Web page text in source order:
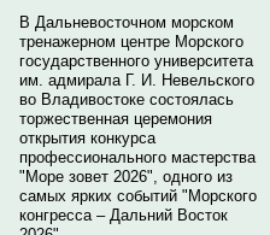
В Дальневосточном морском
тренажерном центре Морского
государственного университета
им. адмирала Г. И. Невельского
во Владивостоке состоялась
торжественная церемония
открытия конкурса
профессионального мастерства
"Море зовет 2026", одного из
самых ярких событий "Морского
конгресса – Дальний Восток